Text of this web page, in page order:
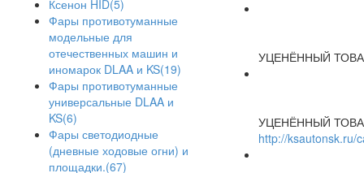
Ксенон HID(5)
Фары противотуманные
модельные для
отечественных машин и
иномарок DLAA и KS(19)
Фары противотуманные
универсальные DLAA и
KS(6)
Фары светодиодные
(дневные ходовые огни) и
площадки.(67)
УЦЕНЁННЫЙ
УЦЕНЁННЫЙ
http://ksautonsk.ru/